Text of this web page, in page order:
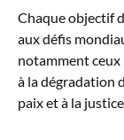
Chaque objectif
aux défis
notamment ceux
à la dégradation
paix et à la justice.